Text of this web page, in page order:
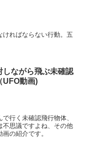
ればならない行動。五
しながら飛ぶ未確認
UFO動画)
行く未確認飛行物体、
不思議ですよね、その他
の紹介です。